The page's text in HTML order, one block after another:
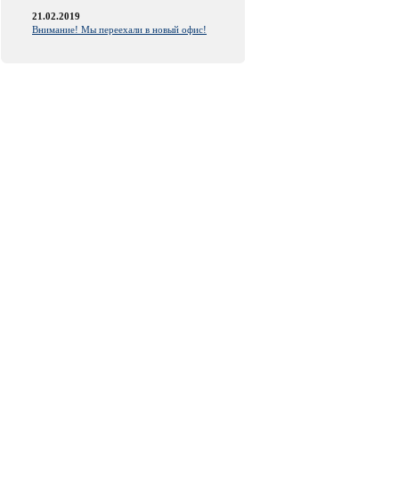
21.02.2019
Внимание! Мы переехали в новый офис!